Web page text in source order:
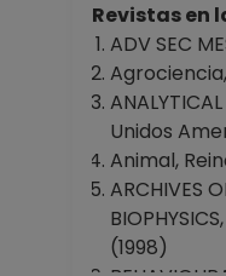
Revistas en
ADV SEC
Unidos
Animal,
ARCHIVES
(1998)